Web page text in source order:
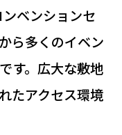
ベンションセ
ら多くのイベン
す。広大な敷地
たアクセス環境